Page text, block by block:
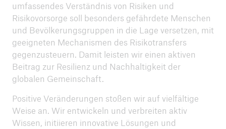
umfassendes Verständnis von Risiken und
Risikovorsorge soll besonders gefährdete Menschen
und Bevölkerungsgruppen in die Lage versetzen, mit
geeigneten Mechanismen des Risikotransfers
gegenzusteuern. Damit leisten wir einen aktiven
Beitrag zur Resilienz und Nachhaltigkeit der
globalen Gemeinschaft.
Positive Veränderungen stoßen wir auf vielfältige
Weise an. Wir entwickeln und verbreiten aktiv
Wissen, initiieren innovative Lösungen und